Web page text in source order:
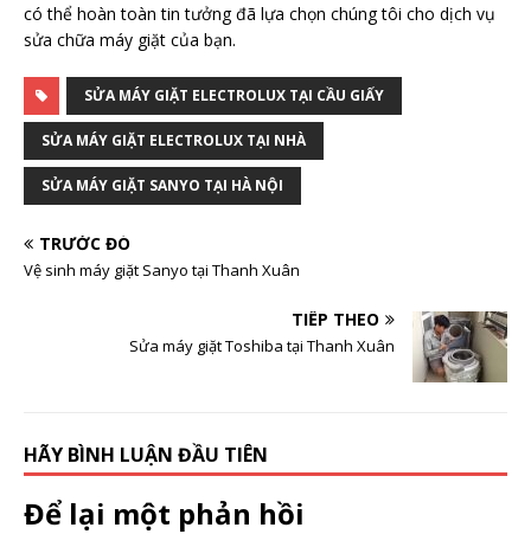
có thể hoàn toàn tin tưởng đã lựa chọn chúng tôi cho dịch vụ
sửa chữa máy giặt của bạn.
SỬA MÁY GIẶT ELECTROLUX TẠI CẦU GIẤY
SỬA MÁY GIẶT ELECTROLUX TẠI NHÀ
SỬA MÁY GIẶT SANYO TẠI HÀ NỘI
TRƯỚC ĐÓ
Vệ sinh máy giặt Sanyo tại Thanh Xuân
TIẾP THEO
Sửa máy giặt Toshiba tại Thanh Xuân
HÃY BÌNH LUẬN ĐẦU TIÊN
Để lại một phản hồi